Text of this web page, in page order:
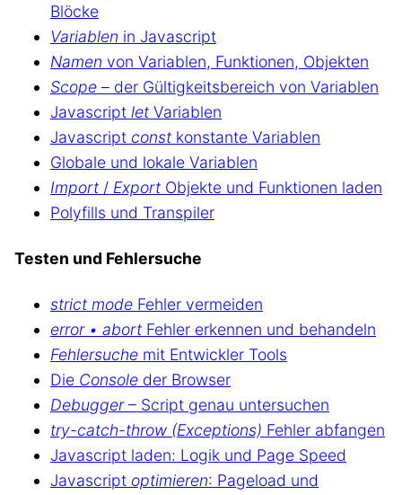
Blöcke
Variablen in Javascript
Namen von Variablen, Funktionen, Objekten
Scope – der Gültigkeitsbereich von Variablen
Javascript let Variablen
Javascript const konstante Variablen
Globale und lokale Variablen
Import / Export Objekte und Funktionen laden
Polyfills und Transpiler
Testen und Fehlersuche
strict mode Fehler vermeiden
error • abort Fehler erkennen und behandeln
Fehlersuche mit Entwickler Tools
Die Console der Browser
Debugger– Script genau untersuchen
try-catch-throw (Exceptions) Fehler abfangen
Javascript laden: Logik und Page Speed
Javascript optimieren: Pageload und